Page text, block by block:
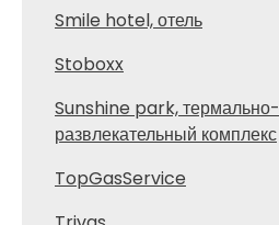
Smile hotel, отель
Stoboxx
Sunshine park, термально-
развлекательный комплекс
TopGasService